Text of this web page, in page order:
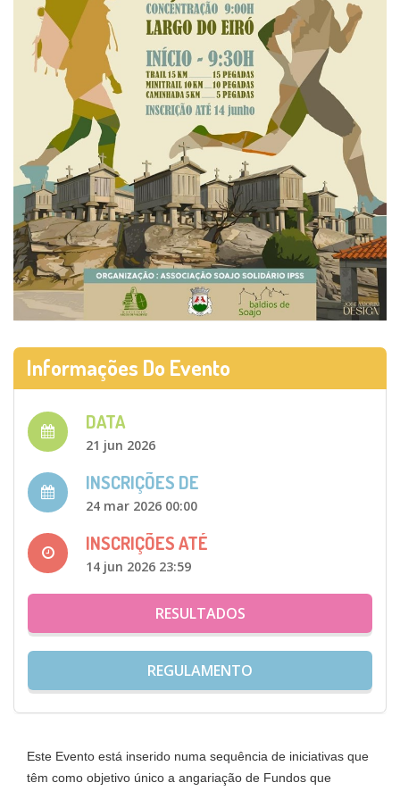
Informações Do Evento
DATA
21 jun 2026
INSCRIÇÕES DE
24 mar 2026 00:00
INSCRIÇÕES ATÉ
14 jun 2026 23:59
RESULTADOS
REGULAMENTO
Este Evento está inserido numa sequência de iniciativas que
têm como objetivo único a angariação de Fundos que